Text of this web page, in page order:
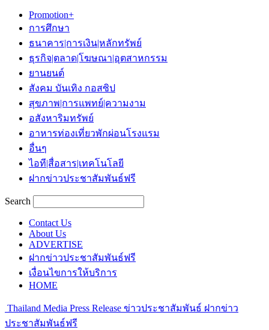
Promotion+
การศึกษา
ธนาคาร|การเงิน|หลักทรัพย์
ธุรกิจ|ตลาด|โฆษณา|อุตสาหกรรม
ยานยนต์
สังคม บันเทิง กอสซิป
สุขภาพ|การแพทย์|ความงาม
อสังหาริมทรัพย์
อาหารท่องเที่ยวพักผ่อนโรงแรม
อื่นๆ
ไอที|สื่อสาร|เทคโนโลยี
ฝากข่าวประชาสัมพันธ์ฟรี
Search
Contact Us
About Us
ADVERTISE
ฝากข่าวประชาสัมพันธ์ฟรี
เงื่อนไขการให้บริการ
HOME
Thailand Media Press Release ข่าวประชาสัมพันธ์ ฝากข่าว
ประชาสัมพันธ์ฟรี